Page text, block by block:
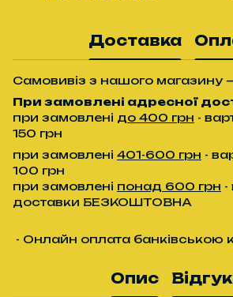
Доставка
Самовивіз з нашого магазину
При замовлені адресної
при замовлені до 400 грн -
150 грн
при замовлені 401-600 грн -
100 грн
при замовлені понад 600 грн -
доставки БЕЗКОШТОВНА
- Онлайн оплата банківською
Опис